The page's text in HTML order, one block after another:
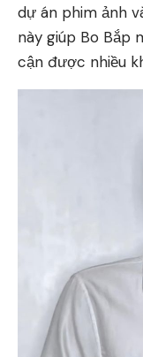
dự án phim ảnh
này giúp Bo Bắp
cận được nhiều